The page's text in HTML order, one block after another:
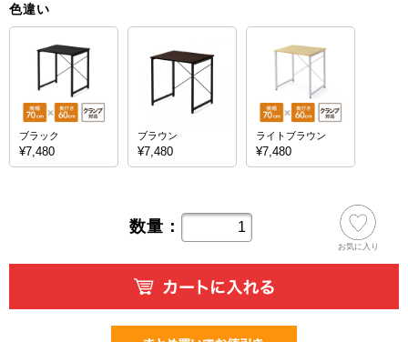
色違い
ブラック
¥7,480
ブラウン
¥7,480
ライトブラウン
¥7,480
数量：
お気に入り